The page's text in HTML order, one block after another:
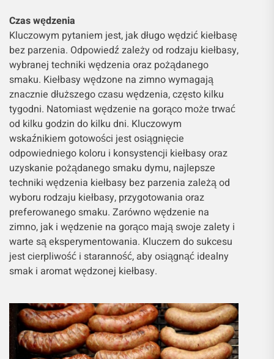
Czas wędzenia
Kluczowym pytaniem jest, jak długo wędzić kiełbasę
bez parzenia. Odpowiedź zależy od rodzaju kiełbasy,
wybranej techniki wędzenia oraz pożądanego
smaku. Kiełbasy wędzone na zimno wymagają
znacznie dłuższego czasu wędzenia, często kilku
tygodni. Natomiast wędzenie na gorąco może trwać
od kilku godzin do kilku dni. Kluczowym
wskaźnikiem gotowości jest osiągnięcie
odpowiedniego koloru i konsystencji kiełbasy oraz
uzyskanie pożądanego smaku dymu, najlepsze
techniki wędzenia kiełbasy bez parzenia zależą od
wyboru rodzaju kiełbasy, przygotowania oraz
preferowanego smaku. Zarówno wędzenie na
zimno, jak i wędzenie na gorąco mają swoje zalety i
warte są eksperymentowania. Kluczem do sukcesu
jest cierpliwość i staranność, aby osiągnąć idealny
smak i aromat wędzonej kiełbasy.